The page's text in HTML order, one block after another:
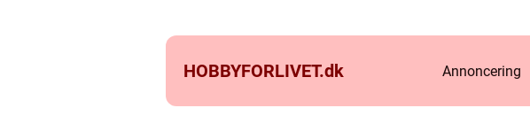
HOBBYFORLIVET.dk Annoncering